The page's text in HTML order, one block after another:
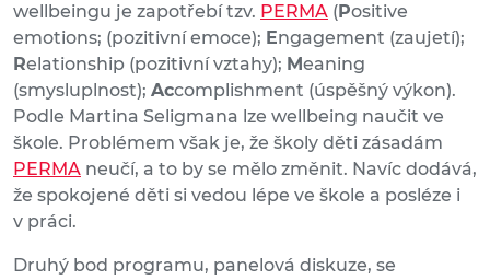
wellbeingu je zapotřebí tzv. PERMA ( Positive
emotions; (pozitivní emoce); Engagement (zaujetí);
Relationship (pozitivní vztahy); Meaning
(smysluplnost); Accomplishment (úspěšný výkon).
Podle Martina Seligmana lze wellbeing naučit ve
škole. Problémem však je, že školy děti zásadám
PERMA neučí, a to by se mělo změnit. Navíc dodává,
že spokojené děti si vedou lépe ve škole a posléze i
v práci.
Druhý bod programu, panelová diskuze, se